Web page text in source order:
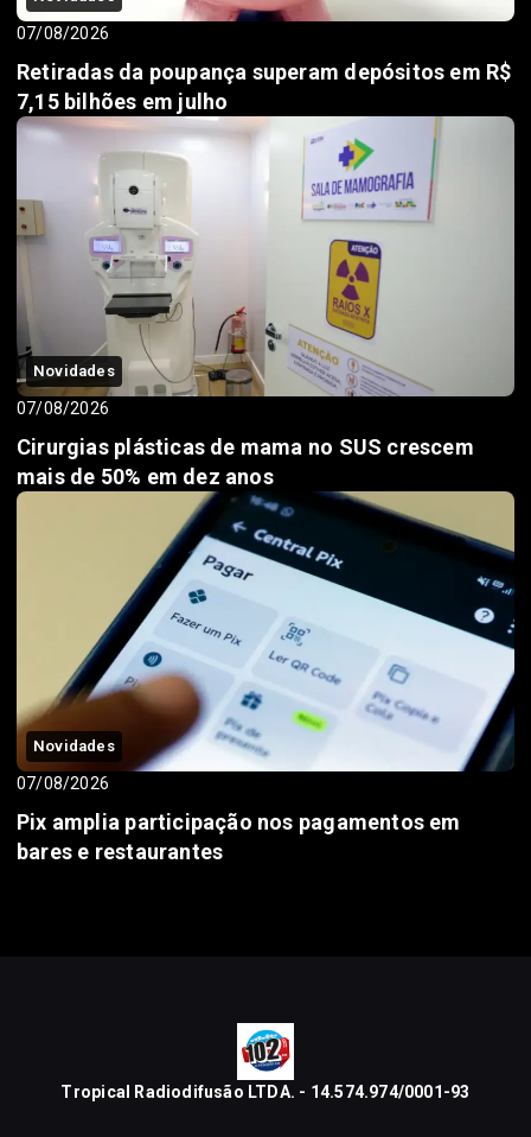
07/08/2026
Retiradas da poupança superam depósitos em R$
7,15 bilhões em julho
Novidades
07/08/2026
Cirurgias plásticas de mama no SUS crescem
mais de 50% em dez anos
Novidades
07/08/2026
Pix amplia participação nos pagamentos em
bares e restaurantes
Tropical Radiodifusão LTDA. - 14.574.974/0001-93